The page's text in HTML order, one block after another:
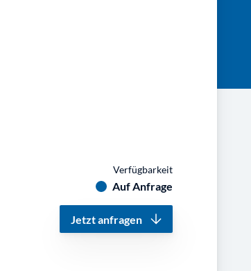
Verfügbarkeit
Auf Anfrage
Jetzt anfragen